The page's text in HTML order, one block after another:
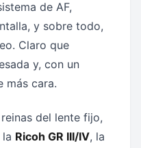
de AF,
y sobre todo,
Claro que
y, con un
más cara.
del lente fijo,
Ricoh GR III/IV, la